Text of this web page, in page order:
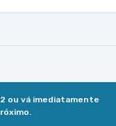
ou vá imediatamente